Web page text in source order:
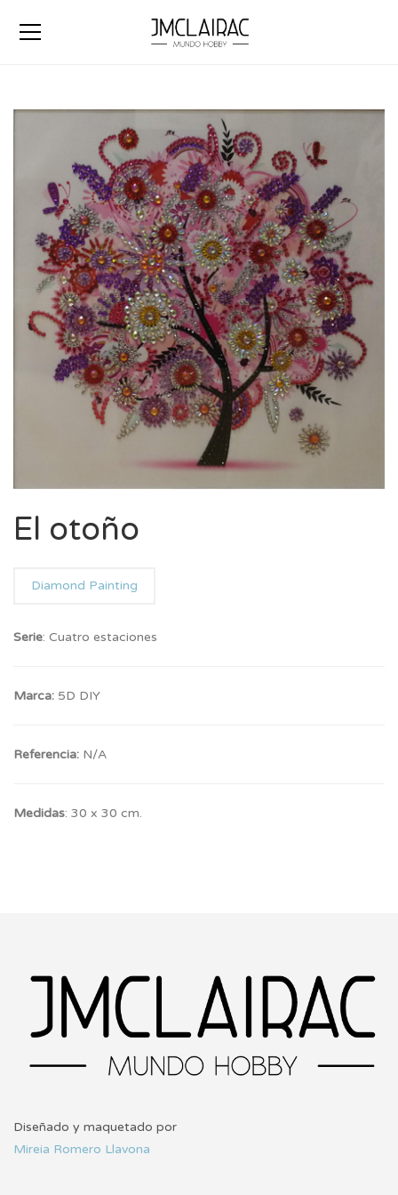
El otoño
Diamond Painting
Serie: Cuatro estaciones
Marca: 5D DIY
Referencia: N/A
Medidas: 30 x 30 cm.
Diseñado y maquetado por
Mireia Romero Llavona